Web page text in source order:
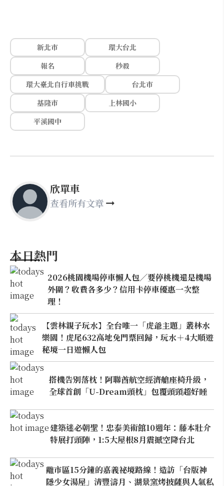
新北市
環大台北
報名
秒殺
環大臺北自行車挑戰
台北市
基隆市
上林國小
平溪國中
欣單車
查看所有文章
本日熱門
2026桃園機場停車懶人包／要停桃機還是機場
外圍？收費各多少？信用卡停車優惠一次整
理！
【雲林親子玩水】全台唯一「虎爺主題」叢林水
樂園！虎尾632高地免門票回歸，玩水＋4大順遊
秘境一日遊懶人包
搭機告別落枕！阿聯酋航空經濟艙座椅升級，
全球首創「U-Dream頭枕」包覆頭頸超好睡
建築迷必朝聖！忠泰美術館10週年：藤本壯介
特展打頭陣，1:5大屋根8月震撼空降台北
離市區15分鐘的嘉義祕境路線！造訪「台版神
隱少女湯屋」清豐濤月、湖景窯烤披薩與人氣私